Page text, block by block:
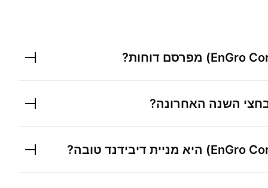
EnGro מפרסם דוחות?
השנה האחרונה?
EnGro היא מניית דיבידנד טובה?